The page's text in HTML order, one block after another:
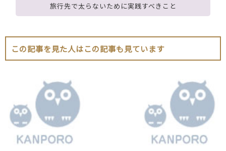
旅行先で太らないために実践すべきこと
この記事を見た人はこの記事も見ています